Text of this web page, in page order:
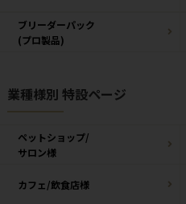
ブリーダーパック
(プロ製品)
業種様別 特設ページ
ペットショップ/
サロン様
カフェ/飲食店様